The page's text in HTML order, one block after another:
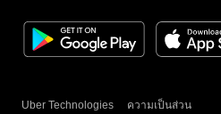
Uber Technologies ความเป็นส่วน